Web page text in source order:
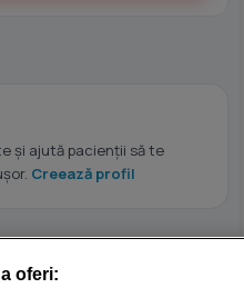
și ajută pacienții să te
Creează profil
oferi: